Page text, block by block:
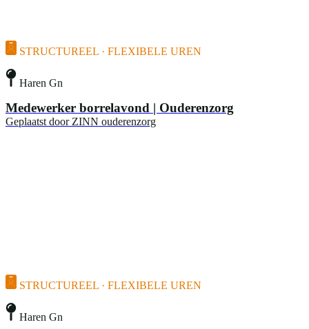
STRUCTUREEL · FLEXIBELE UREN
Haren Gn
Medewerker borrelavond | Ouderenzorg
Geplaatst door ZINN ouderenzorg
STRUCTUREEL · FLEXIBELE UREN
Haren Gn